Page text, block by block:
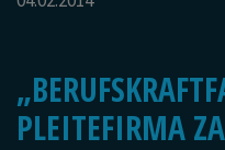
PLEITEFIRMA